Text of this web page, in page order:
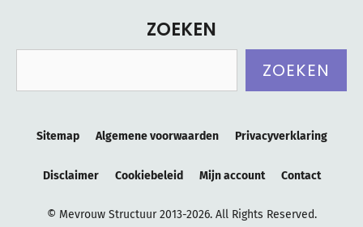
ZOEKEN
ZOEKEN
Sitemap Algemene voorwaarden Privacyverklaring
Disclaimer Cookiebeleid Mijn account Contact
© Mevrouw Structuur 2013-2026. All Rights Reserved.